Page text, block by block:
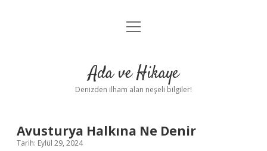
Anasayfa
Yasal Uyarı
menüyü
Ada ve Hikaye
Denizden ilham alan neşeli bilgiler!
Avusturya Halkına Ne Denir
Tarih: Eylül 29, 2024